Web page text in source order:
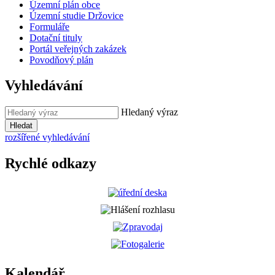
Územní plán obce
Územní studie Držovice
Formuláře
Dotační tituly
Portál veřejných zakázek
Povodňový plán
Vyhledávání
Hledaný výraz
Hledat
rozšířené vyhledávání
Rychlé odkazy